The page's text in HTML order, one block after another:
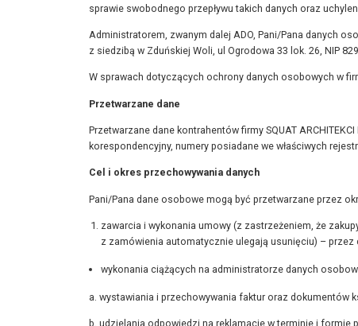
sprawie swobodnego przepływu takich danych oraz
Administratorem, zwanym dalej ADO, Pani/Pana danych
z siedzibą w Zduńskiej Woli, ul Ogrodowa 33 lok. 26, NIP
W sprawach dotyczących ochrony danych osobowych w
Przetwarzane dane
Przetwarzane dane kontrahentów firmy SQUAT
korespondencyjny, numery posiadane we właściwych
Cel i okres przechowywania danych
Pani/Pana dane osobowe mogą być przetwarzane przez
zawarcia i wykonania umowy (z zastrzeżeniem, że
z zamówienia automatycznie ulegają usunięciu) – przez
wykonania ciążących na administratorze danych
a. wystawiania i przechowywania faktur oraz dokumentów
b. udzielania odpowiedzi na reklamacje w terminie i formie